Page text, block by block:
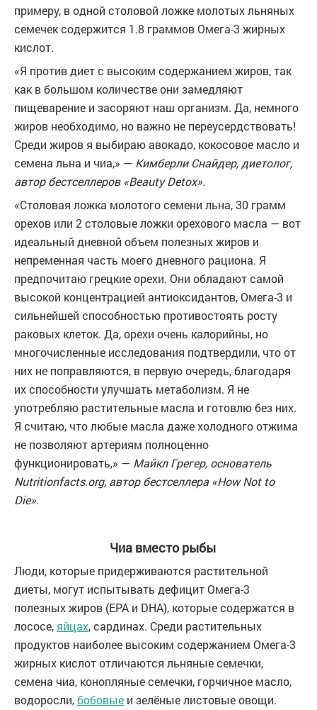
примеру, в одной столовой ложке молотых льняных
семечек содержится 1.8 граммов Омега-3 жирных
кислот.
«Я против диет с высоким содержанием жиров, так
как в большом количестве они замедляют
пищеварение и засоряют наш организм. Да, немного
жиров необходимо, но важно не переусердствовать!
Среди жиров я выбираю авокадо, кокосовое масло и
семена льна и чиа,» — Кимберли Снайдер, диетолог,
автор бестселлеров «Beauty Detox».
«Столовая ложка молотого семени льна, 30 грамм
орехов или 2 столовые ложки орехового масла — вот
идеальный дневной объем полезных жиров и
непременная часть моего дневного рациона. Я
предпочитаю грецкие орехи. Они обладают самой
высокой концентрацией антиоксидантов, Омега-3 и
сильнейшей способностью противостоять росту
раковых клеток. Да, орехи очень калорийны, но
многочисленные исследования подтвердили, что от
них не поправляются, в первую очередь, благодаря
их способности улучшать метаболизм. Я не
употребляю растительные масла и готовлю без них.
Я считаю, что любые масла даже холодного отжима
не позволяют артериям полноценно
функционировать,» — Майкл Грегер, основатель
Nutritionfacts.org, автор бестселлера «How Not to
Die».
Чиа вместо рыбы
Люди, которые придерживаются растительной
диеты, могут испытывать дефицит Омега-3
полезных жиров (EPA и DHA), которые содержатся в
лососе, яйцах, сардинах. Среди растительных
продуктов наиболее высоким содержанием Омега-3
жирных кислот отличаются льняные семечки,
семена чиа, конопляные семечки, горчичное масло,
водоросли,бобовые и зелёные листовые овощи.